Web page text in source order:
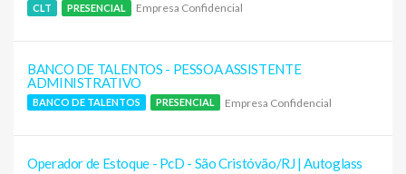
CLT PRESENCIAL Empresa Confidencial
BANCO DE TALENTOS - PESSOA ASSISTENTE
ADMINISTRATIVO
BANCO DE TALENTOS PRESENCIAL Empresa Confidencial
Operador de Estoque - PcD - São Cristóvão/RJ | Autoglass